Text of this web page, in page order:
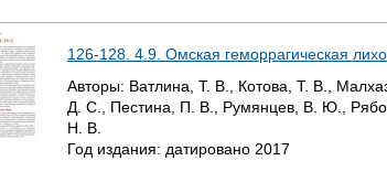
126-128. 4.9. Омская геморрагическая
Авторы: Ватлина, Т. В., Котова, Т. В.,
Д. С., Пестина, П. В., Румянцев, В. Ю.,
Н. В.
Год издания: датировано 2017